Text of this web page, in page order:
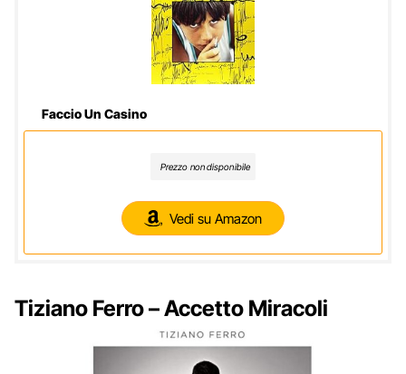
Faccio Un Casino
Prezzo non disponibile
Vedi su Amazon
Tiziano Ferro – Accetto Miracoli